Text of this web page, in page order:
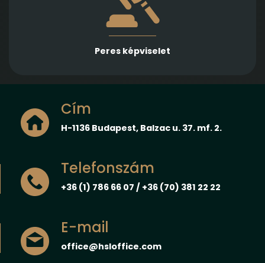
Peres képviselet
Több különböző jogterületen nyújtunk rutinos
képviseletet első és másodfokon, városi/kerületi és
megyei, valamint ítélőtáblák előtt
Cím
H-1136 Budapest, Balzac u. 37. mf. 2.
Telefonszám
+36 (1) 786 66 07 / +36 (70) 381 22 22
E-mail
office@hsloffice.com